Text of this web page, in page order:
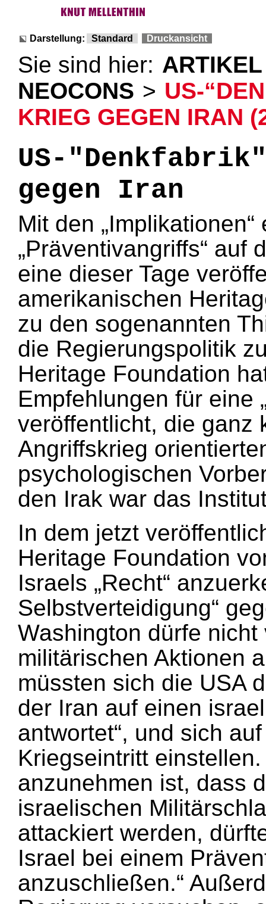
Darstellung: Standard Druckansicht
Sie sind hier: ARTIKEL
NEOCONS > US-
KRIEG GEGEN IRAN
US-
gegen Iran
Mit den
„Präventivangriffs“ auf
eine dieser Tage
amerikanischen
zu den sogenannten
die Regierungspolitik
Heritage Foundation
Empfehlungen für eine
veröffentlicht, die ganz
Angriffskrieg
psychologischen
den Irak war das
In dem jetzt
Heritage Foundation
Israels „Recht“
Selbstverteidigung“
Washington dürfe
militärischen Aktionen
müssten sich die USA
der Iran auf einen
antwortet“, und sich
Kriegseintritt
anzunehmen ist, dass
israelischen
attackiert werden,
Israel bei einem
anzuschließen.“